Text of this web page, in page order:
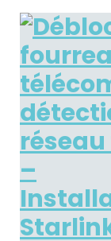
Skip
content